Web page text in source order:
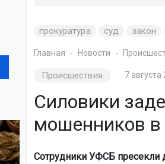
прокуратура суд закон
Главная Новости
Происшествия 7 августа
Силовики
мошенников в
Сотрудники УФСБ пресекли